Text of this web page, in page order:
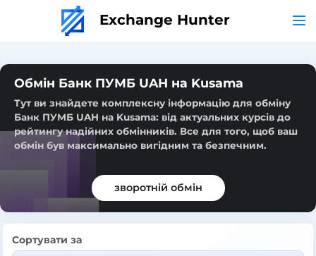
Exchange Hunter
Обмін Банк ПУМБ UAH на Kusama
Тут ви знайдете комплексну інформацію для обміну
Банк ПУМБ UAH на Kusama: від актуальних курсів до
рейтингу надійних обмінників. Все для того, щоб ваш
обмін був максимально вигідним та безпечним.
зворотній обмін
Сортувати за